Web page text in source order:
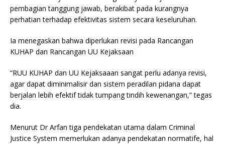
pembagian tanggung jawab, berakibat pada kurangnya
perhatian terhadap efektivitas sistem secara keseluruhan.
Ia menegaskan bahwa diperlukan revisi pada Rancangan
KUHAP dan Rancangan UU Kejaksaan
“RUU KUHAP dan UU Kejaksaaan sangat perlu adanya revisi,
agar dapat diminimalisir dan sistem peradilan pidana dapat
berjalan lebih efektif tidak tumpang tindih kewenangan,” tegas
dia.
Menurut Dr Arfan tiga pendekatan utama dalam Criminal
Justice System memerlukan adanya pendekatan normatife, hal